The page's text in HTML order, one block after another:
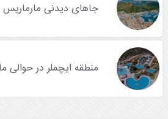
جاهای دیدنی مارماریس
منطقه ایچملر در حوالی